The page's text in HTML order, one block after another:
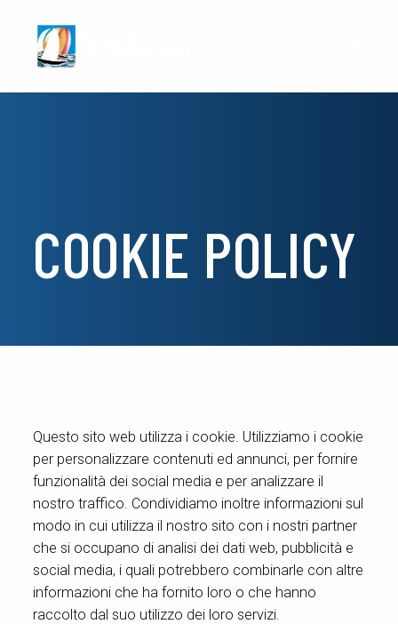
COOKIE POLICY
Questo sito web utilizza i cookie. Utilizziamo i cookie
per personalizzare contenuti ed annunci, per fornire
funzionalità dei social media e per analizzare il
nostro traffico. Condividiamo inoltre informazioni sul
modo in cui utilizza il nostro sito con i nostri partner
che si occupano di analisi dei dati web, pubblicità e
social media, i quali potrebbero combinarle con altre
informazioni che ha fornito loro o che hanno
raccolto dal suo utilizzo dei loro servizi.